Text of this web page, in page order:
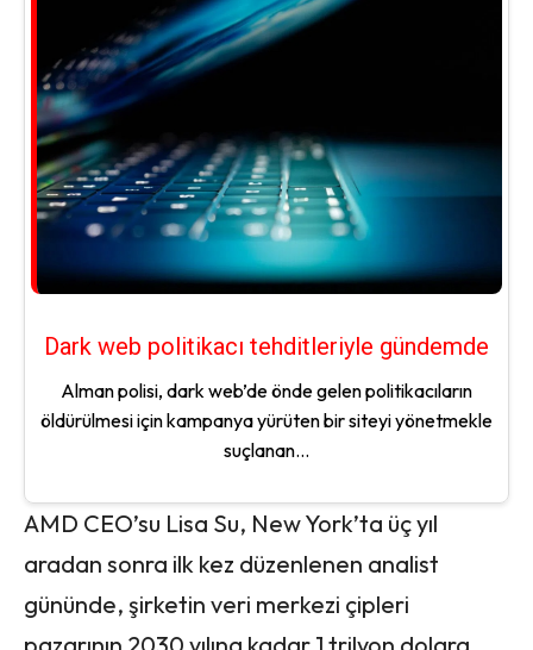
Dark web politikacı tehditleriyle gündemde
Alman polisi, dark web’de önde gelen politikacıların
öldürülmesi için kampanya yürüten bir siteyi yönetmekle
suçlanan...
AMD CEO’su Lisa Su, New York’ta üç yıl
aradan sonra ilk kez düzenlenen analist
gününde, şirketin veri merkezi çipleri